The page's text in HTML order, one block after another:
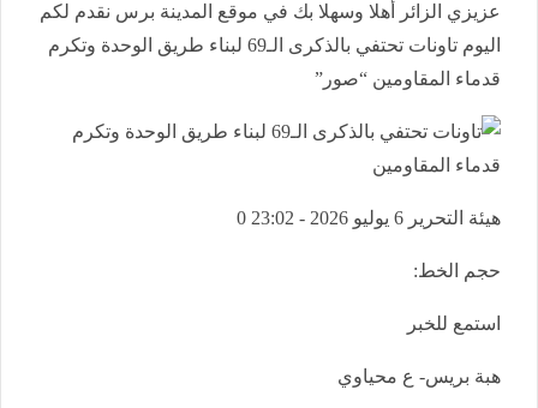
عزيزي الزائر أهلا وسهلا بك في موقع المدينة برس نقدم لكم
اليوم تاونات تحتفي بالذكرى الـ69 لبناء طريق الوحدة وتكرم
قدماء المقاومين “صور”
هيئة التحرير 6 يوليو 2026 - 23:02 0
حجم الخط:
استمع للخبر
هبة بريس- ع محياوي